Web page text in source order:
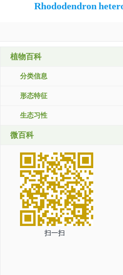
Rhododendron
植物百科
分类信息
形态特征
生态习性
微百科
扫一扫